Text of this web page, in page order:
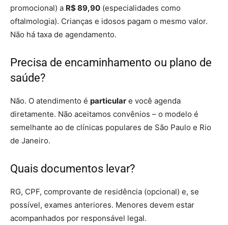
promocional) a R$ 89,90 (especialidades como
oftalmologia). Crianças e idosos pagam o mesmo valor.
Não há taxa de agendamento.
Precisa de encaminhamento ou plano de
saúde?
Não. O atendimento é particular e você agenda
diretamente. Não aceitamos convênios – o modelo é
semelhante ao de clínicas populares de São Paulo e Rio
de Janeiro.
Quais documentos levar?
RG, CPF, comprovante de residência (opcional) e, se
possível, exames anteriores. Menores devem estar
acompanhados por responsável legal.